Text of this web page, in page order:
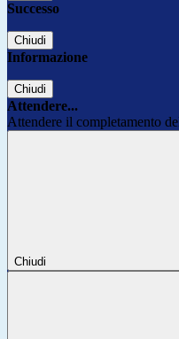
Successo
Chiudi
Informazione
Chiudi
Attendere...
Attendere il completamento
Chiudi